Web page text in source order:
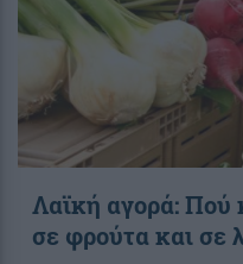
Λαϊκή αγορά: Πού
σε φρούτα και σε